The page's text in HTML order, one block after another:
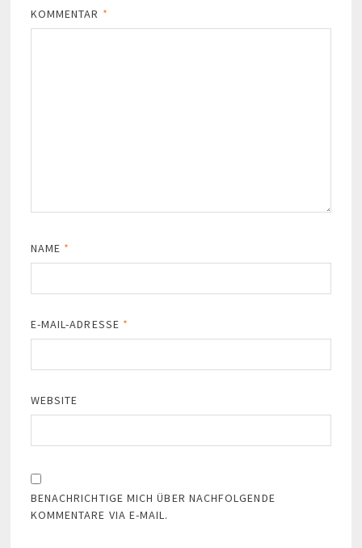
KOMMENTAR *
NAME *
E-MAIL-ADRESSE *
WEBSITE
BENACHRICHTIGE MICH ÜBER NACHFOLGENDE
KOMMENTARE VIA E-MAIL.